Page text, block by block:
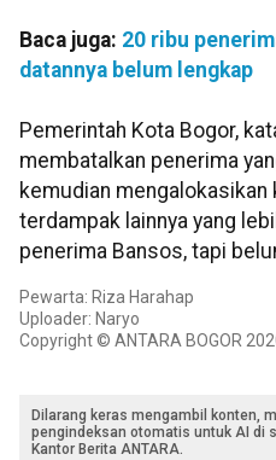
Baca juga: 20 ribu
datannya belum lengkap
Pemerintah Kota Bogor,
membatalkan penerima
kemudian mengalokasikan
terdampak lainnya yang
penerima Bansos, tapi
Pewarta: Riza Harahap
Uploader: Naryo
Copyright © ANTARA BOGOR
Dilarang keras mengambil konten,
pengindeksan otomatis untuk AI di
Kantor Berita ANTARA.